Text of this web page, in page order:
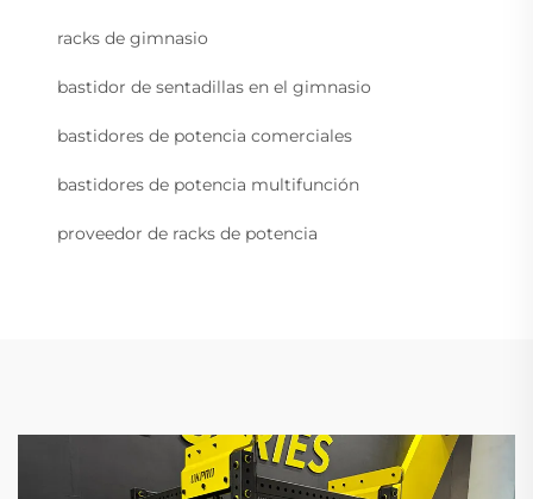
racks de gimnasio
bastidor de sentadillas en el gimnasio
bastidores de potencia comerciales
bastidores de potencia multifunción
proveedor de racks de potencia